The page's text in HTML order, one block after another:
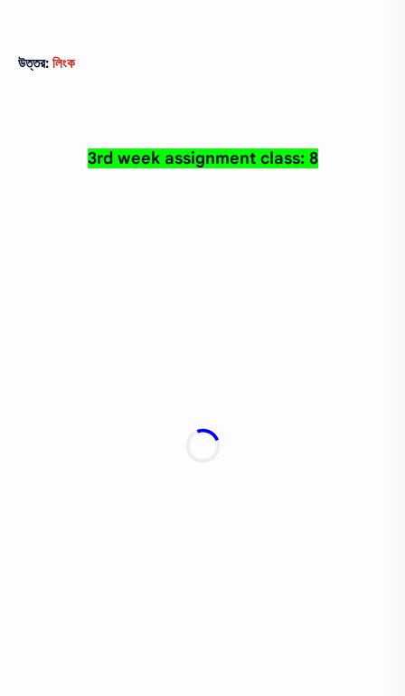
উত্তর: লিংক
3rd week assignment class: 8